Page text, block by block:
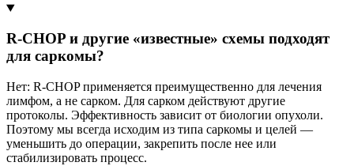
R-CHOP и другие «известные» схемы подходят
для саркомы?
Нет: R-CHOP применяется преимущественно для лечения
лимфом, а не сарком. Для сарком действуют другие
протоколы. Эффективность зависит от биологии опухоли.
Поэтому мы всегда исходим из типа саркомы и целей —
уменьшить до операции, закрепить после нее или
стабилизировать процесс.